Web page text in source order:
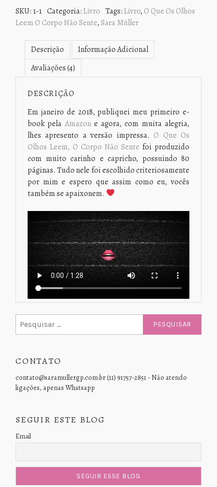
SKU: 1-1 Categoria:Livro Tags:Livro, O Que Os Olhos
Leem O Corpo Não Sente,Sara Müller
Descrição
Informação Adicional
Avaliações (4)
DESCRIÇÃO
Em janeiro de 2018, publiquei meu primeiro e-
book pela Amazone agora, com muita alegria,
lhes apresento a versão impressa. O Que Os
Olhos Leem, O Corpo Não Sente foi produzido
com muito carinho e capricho, possuindo 80
páginas. Tudo nele foi escolhido criteriosamente
por mim e espero que assim como eu, vocês
também se apaixonem.
por:
CONTATO
contato@saramullergp.com.br (11) 91757-2851 - Não atendo
ligações, apenas Whatsapp
SEGUIR ESTE BLOG
Email